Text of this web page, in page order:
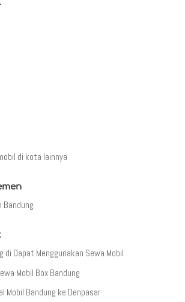
di kota lainnya
Bandung
di Dapat Menggunakan Sewa Mobil
Mobil Box Bandung
Mobil Bandung ke Denpasar